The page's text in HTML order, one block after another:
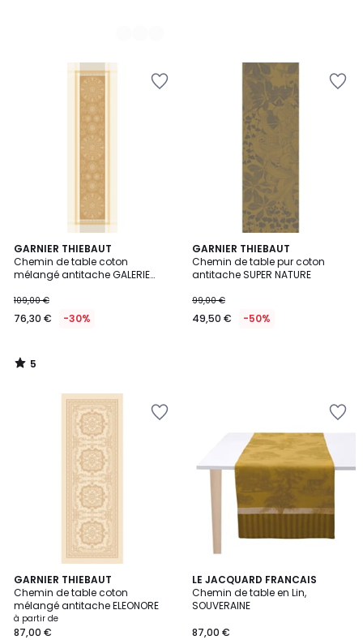
GARNIER THIEBAUT
Chemin de table coton
mélangé antitache GALERIE
109,00 €
76,30 € -30%
5
/
5
5
/
GARNIER THIEBAUT
Chemin de table pur coton
antitache SUPER NATURE
99,00 €
49,50 € -50%
GARNIER THIEBAUT
Chemin de table coton
mélangé antitache ELEONORE
à partir de
87,00 €
LE JACQUARD FRANCAIS
Chemin de table en Lin,
SOUVERAINE
87,00 €
3
Couleurs